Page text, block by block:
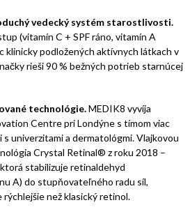
vedecký systém starostlivosti.
(vitamín C + SPF ráno, vitamín A
klinicky podložených aktívnych látkach v
rieši 90 % bežných potrieb starnúcej
technológie.MEDIK8 vyvíja
Centre pri Londýne s tímom viac
s univerzitami a dermatológmi. Vlajkovou
Crystal Retinal® z roku 2018 –
stabilizuje retinaldehyd
A) do stupňovateľného radu síl,
než klasický retinol.